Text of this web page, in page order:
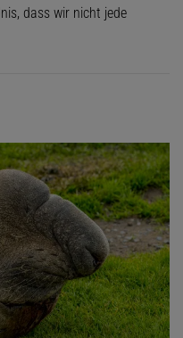
dass wir nicht jede